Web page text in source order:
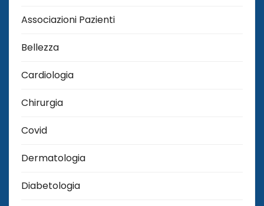
Associazioni Pazienti
Bellezza
Cardiologia
Chirurgia
Covid
Dermatologia
Diabetologia